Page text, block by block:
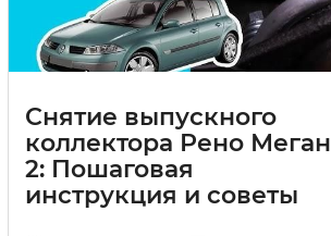
Снятие выпускного
коллектора Рено Меган
2: Пошаговая
инструкция и советы